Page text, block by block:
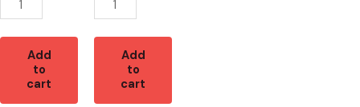
Add
to
cart
Add
to
cart